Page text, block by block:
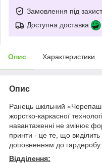
Замовлення під
Доступна доставка
Опис Характеристики
Опис
Ранець шкільний
жорстко-каркасної
навантаженні не змінює
принти - це те, що виділить
доповненням до гардеробу.
Відділення: